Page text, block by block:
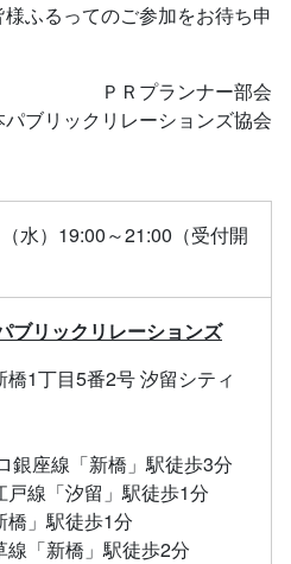
ふるってのご参加をお待ち申
ＰＲプランナー部会
パブリックリレーションズ協会
水）19:00～21:00（受付開
ブリックリレーションズ
1丁目5番2号 汐留シティ
銀座線「新橋」駅徒歩3分
戸線「汐留」駅徒歩1分
橋」駅徒歩1分
線「新橋」駅徒歩2分